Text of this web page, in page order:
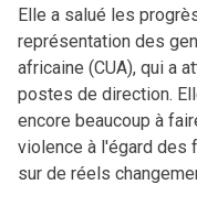
Elle a salué les
représentation des
africaine (CUA), qui a
postes de direction.
encore beaucoup à
violence à l'égard des
sur de réels